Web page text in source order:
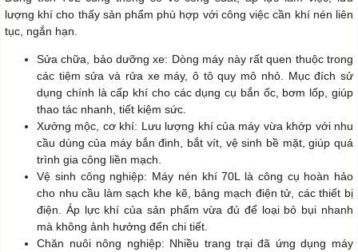
lượng khí cho thấy sản phẩm phù hợp với công việc cần khí nén liên
tục, ngắn hạn.
Sửa chữa, bảo dưỡng xe: Dòng máy này rất quen thuộc trong
các tiệm sửa và rửa xe máy, ô tô quy mô nhỏ. Mục đích sử
dụng chính là cấp khí cho các dụng cụ bắn ốc, bơm lốp, giúp
thao tác nhanh, tiết kiệm sức.
Xưởng mộc, cơ khí: Lưu lượng khí của máy vừa khớp với nhu
cầu dùng của máy bắn đinh, bắt vít, vệ sinh bề mặt, giúp quá
trình gia công liền mạch.
Vệ sinh công nghiệp: Máy nén khí 70L là công cụ hoàn hảo
cho nhu cầu làm sạch khe kẽ, bảng mạch điện tử, các thiết bị
điện. Áp lực khí của sản phẩm vừa đủ để loại bỏ bụi nhanh
mà không ảnh hưởng đến chi tiết.
Chăn nuôi nông nghiệp: Nhiều trang trại đã ứng dụng máy